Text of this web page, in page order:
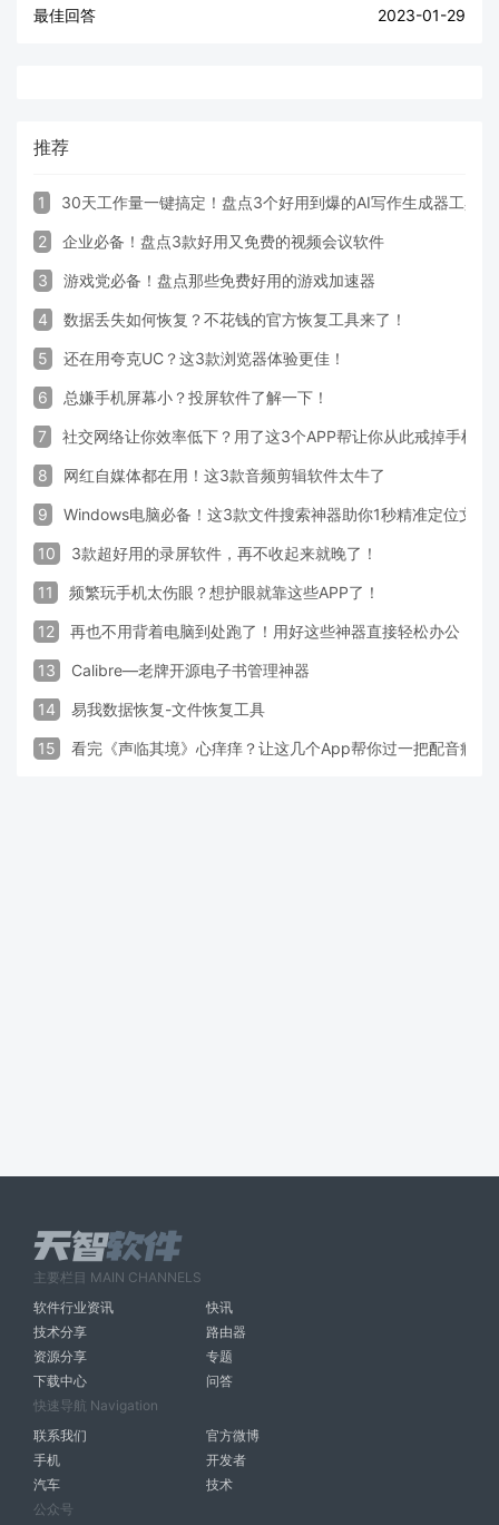
最佳回答 2023-01-29
推荐
1 30天工作量一键搞定！盘点3个好用到爆的AI写作生成器工具
2 企业必备！盘点3款好用又免费的视频会议软件
3 游戏党必备！盘点那些免费好用的游戏加速器
4 数据丢失如何恢复？不花钱的官方恢复工具来了！
5 还在用夸克UC？这3款浏览器体验更佳！
6 总嫌手机屏幕小？投屏软件了解一下！
7 社交网络让你效率低下？用了这3个APP帮让你从此戒掉手机！
8 网红自媒体都在用！这3款音频剪辑软件太牛了
9 Windows电脑必备！这3款文件搜索神器助你1秒精准定位文件
10 3款超好用的录屏软件，再不收起来就晚了！
11 频繁玩手机太伤眼？想护眼就靠这些APP了！
12 再也不用背着电脑到处跑了！用好这些神器直接轻松办公
13 Calibre—老牌开源电子书管理神器
14 易我数据恢复-文件恢复工具
15 看完《声临其境》心痒痒？让这几个App帮你过一把配音瘾
主要栏目 MAIN CHANNELS
软件行业资讯
快讯
技术分享
路由器
资源分享
专题
下载中心
问答
快速导航 Navigation
联系我们
官方微博
手机
开发者
汽车
技术
公众号